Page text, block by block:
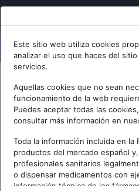
Este sitio web utiliza cookies
analizar el uso que haces del
servicios.
Aquellas cookies que no sean
funcionamiento de la web
Puedes aceptar todas las
consultar más información en
Toda la información incluida en la
productos del mercado español
profesionales sanitarios
o dispensar medicamentos con
información técnica de los